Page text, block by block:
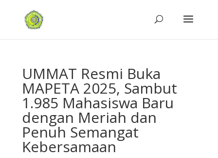
UMMAT Resmi Buka
MAPETA 2025, Sambut
1.985 Mahasiswa Baru
dengan Meriah dan
Penuh Semangat
Kebersamaan